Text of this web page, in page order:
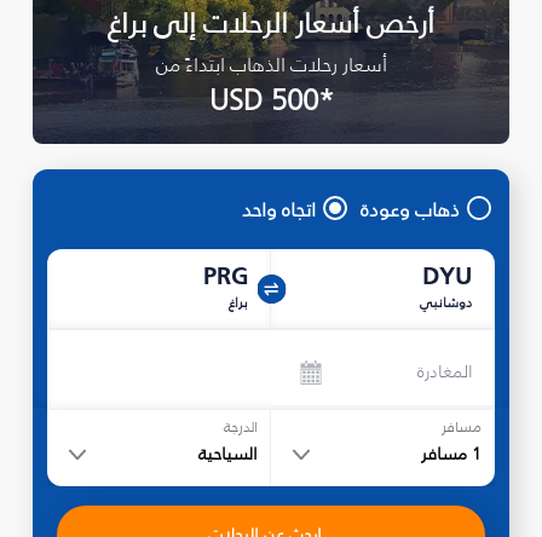
أرخص أسعار الرحلات إلى براغ
أسعار رحلات الذهاب ابتداءً من
*USD 500
ذهاب وعودة اتجاه واحد
DYU
دوشانبي
PRG
براغ
المغادرة
مسافر
1 مسافر
الدرجة
السياحية